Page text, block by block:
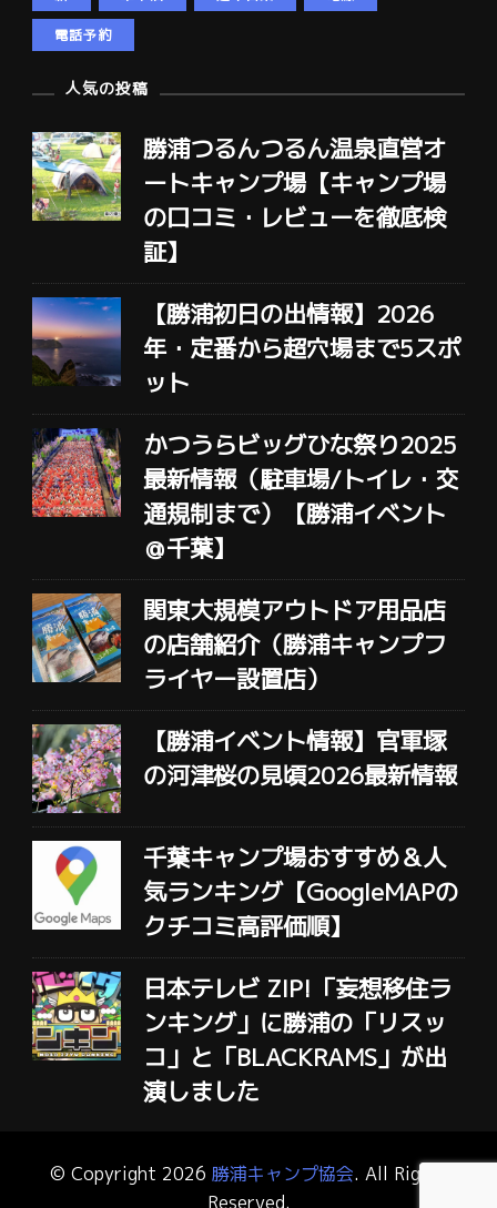
電話予約
人気の投稿
勝浦つるんつるん温泉直営オ
ートキャンプ場【キャンプ場
の口コミ・レビューを徹底検
証】
【勝浦初日の出情報】2026
年・定番から超穴場まで5スポ
ット
かつうらビッグひな祭り2025
最新情報（駐車場/トイレ・交
通規制まで）【勝浦イベント
＠千葉】
関東大規模アウトドア用品店
の店舗紹介（勝浦キャンプフ
ライヤー設置店）
【勝浦イベント情報】官軍塚
の河津桜の見頃2026最新情報
千葉キャンプ場おすすめ＆人
気ランキング【GoogleMAPの
クチコミ高評価順】
日本テレビ ZIP!「妄想移住ラ
ンキング」に勝浦の「リスッ
コ」と「BLACKRAMS」が出
演しました
© Copyright 2026 勝浦キャンプ協会. All Rights
Reserved.